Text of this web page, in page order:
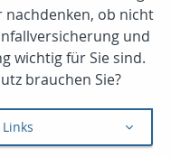
nachdenken, ob nicht
und
wichtig für Sie sind.
brauchen Sie?